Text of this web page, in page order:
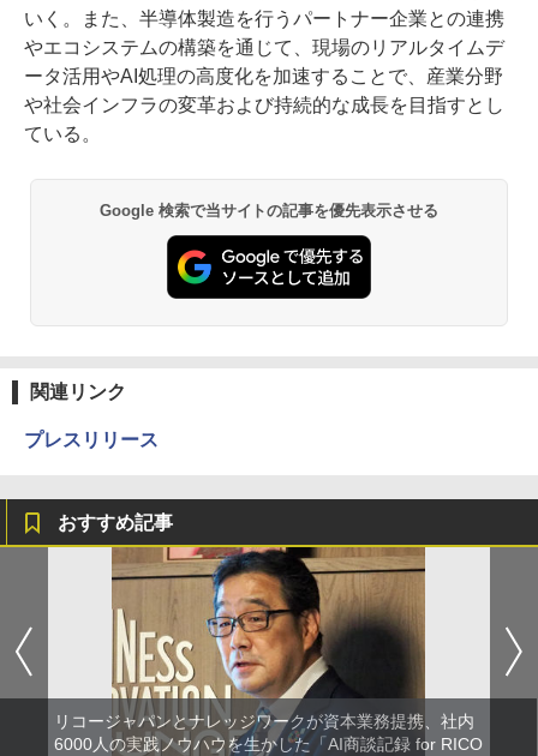
いく。また、半導体製造を行うパートナー企業との連携
やエコシステムの構築を通じて、現場のリアルタイムデ
ータ活用やAI処理の高度化を加速することで、産業分野
や社会インフラの変革および持続的な成長を目指すとし
ている。
Google 検索で当サイトの記事を優先表示させる
関連リンク
プレスリリース
おすすめ記事
リコージャパンとナレッジワークが資本業務提携、社内
6000人の実践ノウハウを生かした「AI商談記録 for RICO